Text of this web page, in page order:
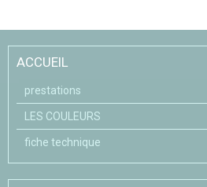
ACCUEIL
prestations
LES COULEURS
fiche technique